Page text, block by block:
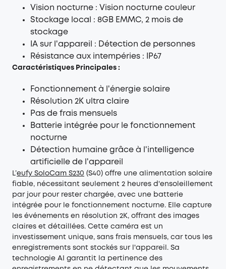
Vision nocturne : Vision nocturne couleur
Stockage local : 8GB EMMC, 2 mois de
stockage
IA sur l'appareil : Détection de personnes
Résistance aux intempéries : IP67
Caractéristiques Principales :
Fonctionnement à l'énergie solaire
Résolution 2K ultra claire
Pas de frais mensuels
Batterie intégrée pour le fonctionnement
nocturne
Détection humaine grâce à l'intelligence
artificielle de l'appareil
L’eufy SoloCam S230 (S40) offre une alimentation solaire
fiable, nécessitant seulement 2 heures d'ensoleillement
par jour pour rester chargée, avec une batterie
intégrée pour le fonctionnement nocturne. Elle capture
les événements en résolution 2K, offrant des images
claires et détaillées. Cette caméra est un
investissement unique, sans frais mensuels, car tous les
enregistrements sont stockés sur l'appareil. Sa
technologie AI garantit la pertinence des